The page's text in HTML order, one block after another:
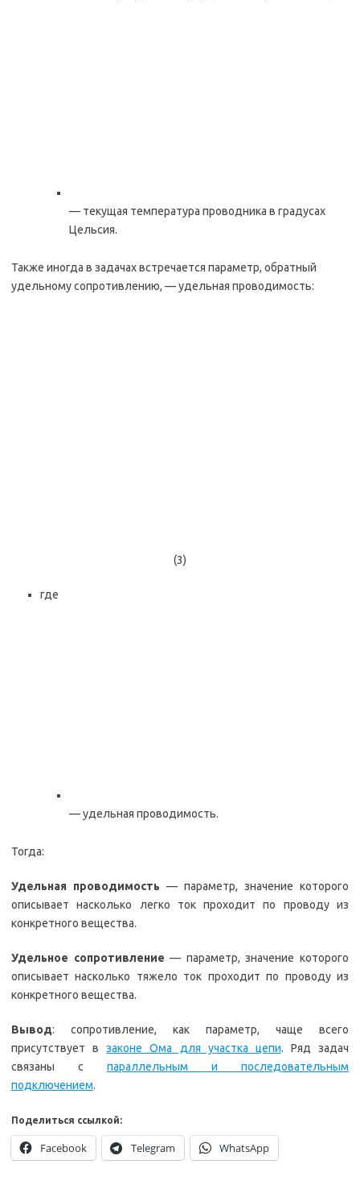
— текущая температура проводника в градусах
Цельсия.
Также иногда в задачах встречается параметр, обратный
удельному сопротивлению, — удельная проводимость:
(3)
где
— удельная проводимость.
Тогда:
Удельная проводимость — параметр, значение которого
описывает насколько легко ток проходит по проводу из
конкретного вещества.
Удельное сопротивление — параметр, значение которого
описывает насколько тяжело ток проходит по проводу из
конкретного вещества.
Вывод: сопротивление, как параметр, чаще всего
присутствует взаконе Ома для участка цепи. Ряд задач
связаны с параллельным и последовательным
подключением.
Поделиться ссылкой:
Facebook Telegram WhatsApp